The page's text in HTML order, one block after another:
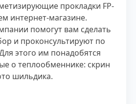
прокладки FP-
интернет-магазине.
помогут вам сделать
и проконсультируют по
этого им понадобятся
о теплообменнике: скрин
шильдика.